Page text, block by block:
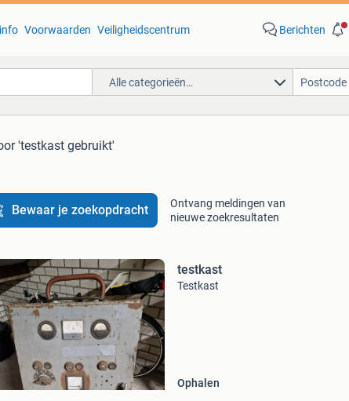
Voorwaarden Veiligheidscentrum Berichten
Alle categorieën…
'testkast gebruikt'
Bewaar je zoekopdracht
Ontvang meldingen van
nieuwe zoekresultaten
testkast
Testkast
Ophalen